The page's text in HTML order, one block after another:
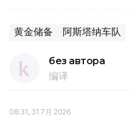
黄金储备 阿斯塔纳车队
без автора
编译
08:31, 31 7月 2026